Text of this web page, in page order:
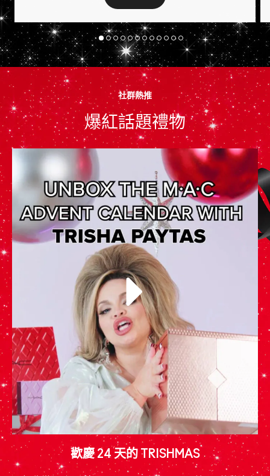
社群熱推
爆紅話題禮物
歡慶 24 天的 TRISHMAS